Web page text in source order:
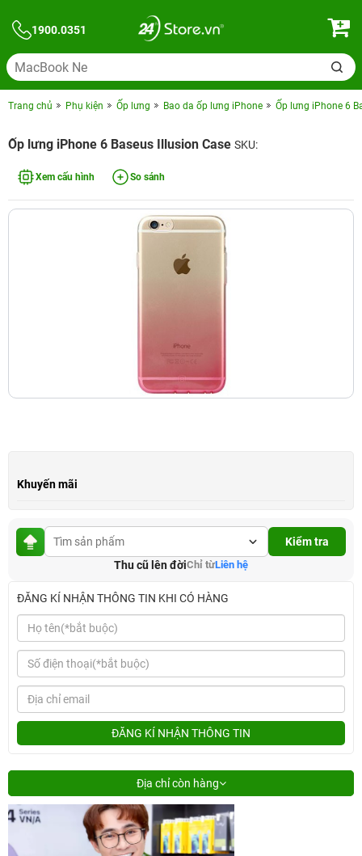
1900.0351
Trang chủ Phụ kiện Ốp lưng Bao da ốp lưng iPhone Ốp lưng iPhone 6
Ốp lưng iPhone 6 Baseus Illusion Case SKU:
Xem cấu hình So sánh
Khuyến mãi
Kiểm tra
Thu cũ lên đờiChỉ từLiên hệ
ĐĂNG KÍ NHẬN THÔNG TIN KHI CÓ HÀNG
ĐĂNG KÍ NHẬN THÔNG TIN
Địa chỉ còn hàng